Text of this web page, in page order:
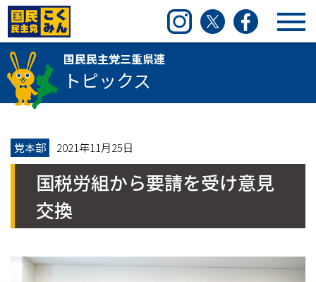
国民民主党三重県連 InstagramTwitter Facebook
国民民主党三重県連
トピックス
党本部 2021年11月25日
国税労組から要請を受け意見
交換